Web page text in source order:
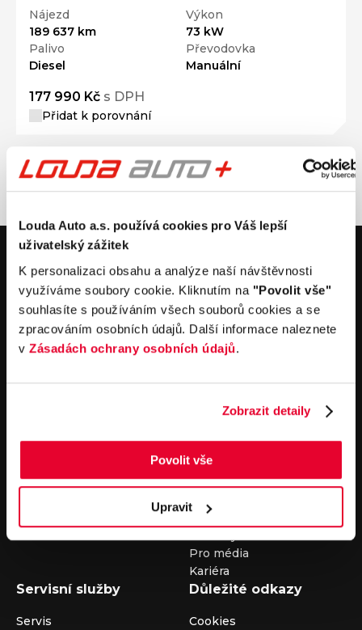
Louda Auto a.s. používá cookies pro Váš lepší
uživatelský zážitek
K personalizaci obsahu a analýze naší návštěvnosti
využíváme soubory cookie. Kliknutím na "Povolit vše"
souhlasíte s používáním všech souborů cookies a se
zpracováním osobních údajů. Další informace naleznete
v Zásadách ochrany osobních údajů.
Zobrazit detaily
Povolit vše
Upravit
Nájezd
189 637 km
Výkon
73 kW
Palivo
Diesel
Převodovka
Manuální
177 990 Kč s DPH
Přidat k porovnání
V případě dotazů volejte číslo nonstop infolinky
+420 325 400 400
nebo nám napište na e-mailauto@louda.cz
Koupit vůz Prodat vůz
Carsharing
Kontakty
Obytné vozy
Pro média
Kariéra
Servisní služby
Servis
Důležité odkazy
Cookies